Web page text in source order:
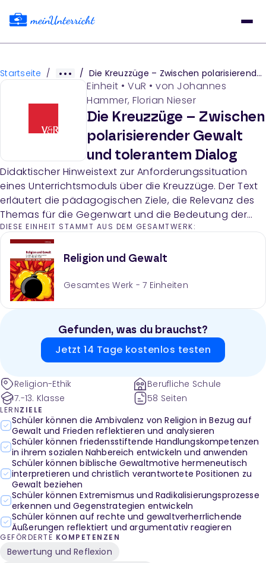
Startseite / / Die Kreuzzüge – Zwischen polarisierender Gewalt und tolerantem Dialog
Einheit • VuR • von Johannes
Hammer, Florian Nieser
Die Kreuzzüge – Zwischen
polarisierender Gewalt
und tolerantem Dialog
Didaktischer Hinweistext zur Anforderungssituation
eines Unterrichtsmoduls über die Kreuzzüge. Der Text
erläutert die pädagogischen Ziele, die Relevanz des
Themas für die Gegenwart und die Bedeutung der
Förderung von Urteils-, Verständigungs- und
Reflexionskompetenz bei Schülerinnen und Schülern.
DIESE EINHEIT STAMMT AUS DEM GESAMTWERK:
Religion und Gewalt
Gesamtes Werk - 7 Einheiten
Gefunden, was du brauchst?
Jetzt 14 Tage kostenlos testen
Religion-Ethik
7.-13. Klasse
Berufliche Schule
58 Seiten
LERNZIELE
Schüler können die Ambivalenz von Religion in Bezug auf
Gewalt und Frieden reflektieren und analysieren
Schüler können friedensstiftende Handlungskompetenzen
in ihrem sozialen Nahbereich entwickeln und anwenden
Schüler können biblische Gewaltmotive hermeneutisch
interpretieren und christlich verantwortete Positionen zu
Gewalt beziehen
Schüler können Extremismus und Radikalisierungsprozesse
erkennen und Gegenstrategien entwickeln
Schüler können auf rechte und gewaltverherrlichende
Äußerungen reflektiert und argumentativ reagieren
GEFÖRDERTE KOMPETENZEN
Bewertung und Reflexion